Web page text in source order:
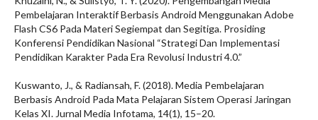
Pembelajaran Interaktif Berbasis Android Menggunakan Adobe
Flash CS6 Pada Materi Segiempat dan Segitiga. Prosiding
Konferensi Pendidikan Nasional “Strategi Dan Implementasi
Pendidikan Karakter Pada Era Revolusi Industri 4.0.”
Kuswanto, J., & Radiansah, F. (2018). Media Pembelajaran
Berbasis Android Pada Mata Pelajaran Sistem Operasi Jaringan
Kelas XI. Jurnal Media Infotama, 14(1), 15–20.